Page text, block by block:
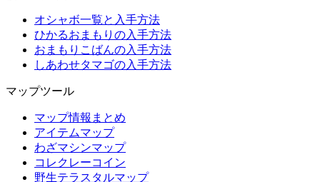
オシャボ一覧と入手方法
ひかるおまもりの入手方法
おまもりこばんの入手方法
しあわせタマゴの入手方法
マップツール
マップ情報まとめ
アイテムマップ
わざマシンマップ
コレクレーコイン
野生テラスタルマップ